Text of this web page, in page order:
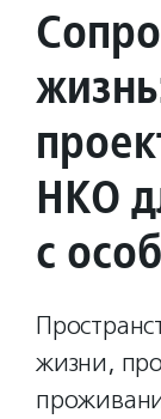
НКО
с
жизни,